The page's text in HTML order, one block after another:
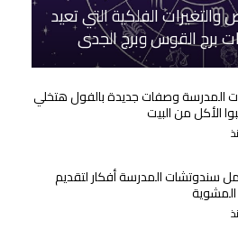
الفلكية التي تعيد
برج القوس وبرج الجدي
المدرسة وصفات جديدة بالفول هتخلي
الأكل من البيت
سندوتشات المدرسة أفكار لتقديم